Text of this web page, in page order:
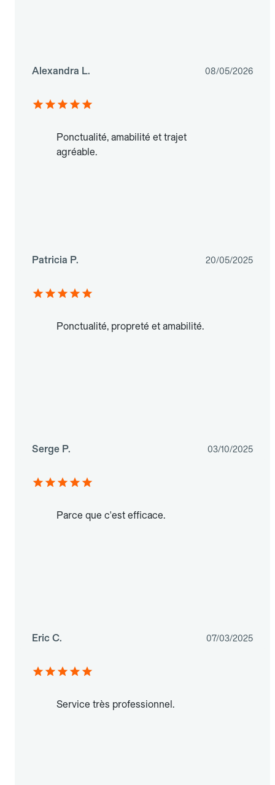
Alexandra L. 08/05/2026
Ponctualité, amabilité et trajet
agréable.
Patricia P. 20/05/2025
Ponctualité, propreté et amabilité.
Serge P. 03/10/2025
Parce que c'est efficace.
Eric C. 07/03/2025
Service très professionnel.